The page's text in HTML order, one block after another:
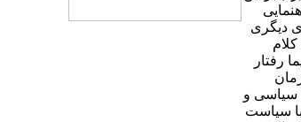
دیگری
رفتار
سیاسی و
سیاست